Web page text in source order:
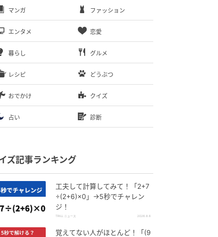
マンガ ファッション
エンタメ 恋愛
暮らし グルメ
レシピ どうぶつ
おでかけ クイズ
占い 診断
ズ記事ランキング
工夫して計算してみて！「2+7
÷(2+6)×0」→5秒でチャレン
ジ！
TRILL ニュース 2026.8.6
覚えてない人がほとんど！「(9